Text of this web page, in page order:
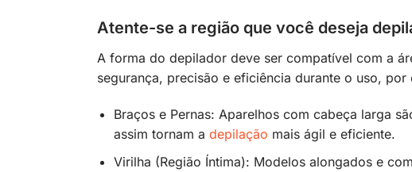
Atente-se a região que você deseja
A forma do depilador deve ser compatível com a
segurança, precisão e eficiência durante o uso, por
Braços e Pernas: Aparelhos com cabeça larga
assim tornam a depilação mais ágil e eficiente.
Virilha (Região Íntima): Modelos alongados e